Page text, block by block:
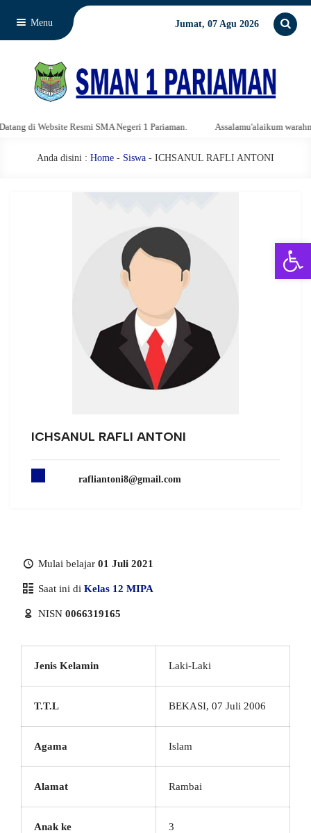
Menu Jumat, 07 Agu 2026
di Website Resmi SMA Negeri 1 Pariaman. Assalamu'alaikum
Anda disini : Home - Siswa - ICHSANUL RAFLI ANTONI
ICHSANUL RAFLI ANTONI
rafliantoni8@gmail.com
Mulai belajar 01 Juli 2021
Saat ini di Kelas 12 MIPA
NISN 0066319165
Jenis Kelamin Laki-Laki
T.T.L BEKASI, 07 Juli 2006
Agama Islam
Alamat Rambai
Anak ke 3